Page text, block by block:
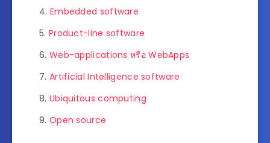
Embedded software
Product-line software
Web-applications หรือ WebApps
Artificial Intelligence software
Ubiquitous computing
Open source